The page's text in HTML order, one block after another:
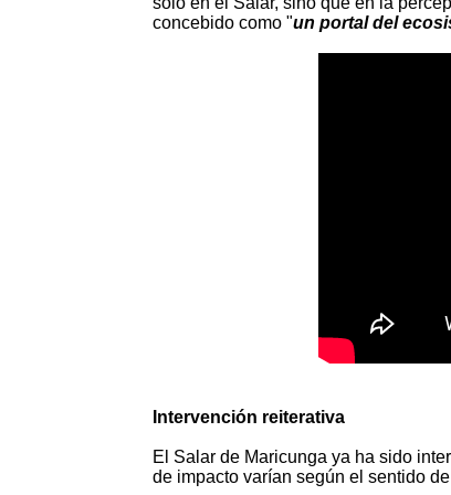
concebido como "un portal del
Intervención reiterativa
El Salar de Maricunga ya ha sido
de impacto varían según el sentido